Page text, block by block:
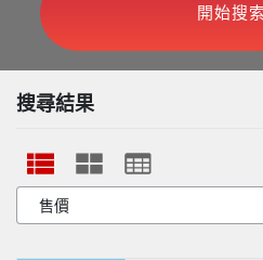
頂尖世界
二人成行
開始搜索
搜尋結果